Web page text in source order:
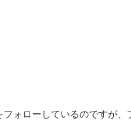
フォローしているのですが